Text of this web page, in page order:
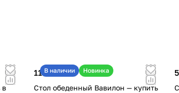
в
В наличии Новинка
115 000 ₽
Стол обеденный Вавилон — купить